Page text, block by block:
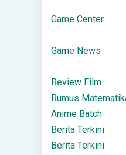
Game Center
Game News
Review Film
Rumus
Anime Batch
Berita Terkini
Berita Terkini